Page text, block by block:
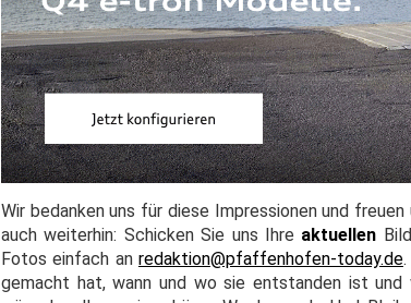
Wir bedanken uns für diese Impressionen und
auch weiterhin: Schicken Sie uns Ihre aktuellen
Fotos einfach an redaktion@pfaffenhofen-today.de
gemacht hat, wann und wo sie entstanden ist